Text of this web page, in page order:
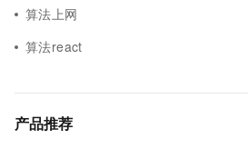
算法上网
算法react
产品推荐